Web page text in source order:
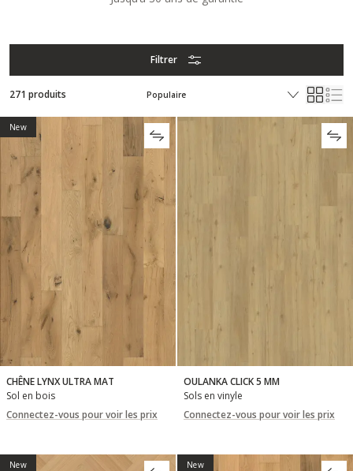
Filtrer
271 produits
New
CHÊNE LYNX ULTRA MAT
Sol en bois
Connectez-vous pour voir les prix
OULANKA CLICK 5 MM
Sols en vinyle
Connectez-vous pour voir les prix
New New